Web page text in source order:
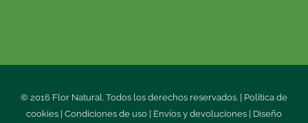
© 2016 Flor Natural. Todos los derechos reservados. | Política de
cookies | Condiciones de uso | Envíos y devoluciones | Diseño